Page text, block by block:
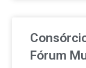
Fórum